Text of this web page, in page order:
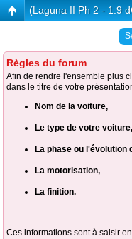
(Laguna II Ph 2 - 1.9
Règles du forum
Afin de rendre l'ensemble plus
dans le titre de votre
Nom de la voiture,
Le type de votre voiture,
La phase ou l'évolution
La motorisation,
La finition.
Ces informations sont à saisir